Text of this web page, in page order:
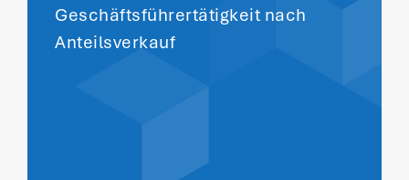
Geschäftsführertätigkeit nach
Anteilsverkauf